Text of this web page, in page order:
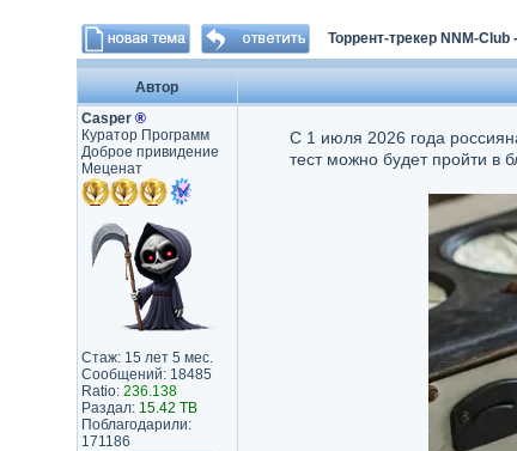
Торрент-трекер NNM-Club
Автор
Casper ®
Куратор Программ
Доброе привидение
Меценат
Стаж: 15 лет 5 мес.
Сообщений: 18485
Ratio: 236.138
Раздал: 15.42 TB
Поблагодарили:
171186
С 1 июля 2026 года
тест можно будет пройти в